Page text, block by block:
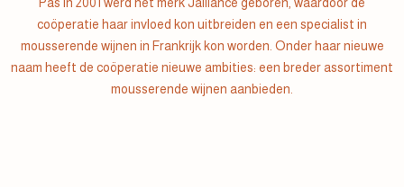
coöperatie haar invloed kon uitbreiden en een specialist in
mousserende wijnen in Frankrijk kon worden. Onder haar nieuwe
naam heeft de coöperatie nieuwe ambities: een breder assortiment
mousserende wijnen aanbieden.